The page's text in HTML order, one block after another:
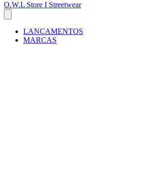
O.W.L Store I Streetwear
LANÇAMENTOS
MARCAS